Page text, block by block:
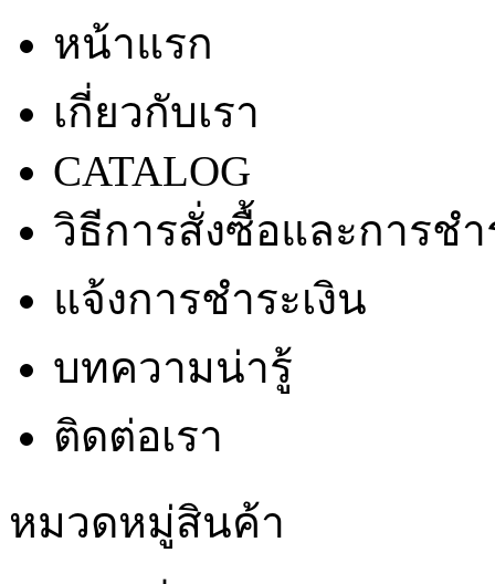
หน้าแรก
เกี่ยวกับเรา
CATALOG
วิธีการสั่งซื้อและการชำ
แจ้งการชำระเงิน
บทความน่ารู้
ติดต่อเรา
หมวดหมู่สินค้า